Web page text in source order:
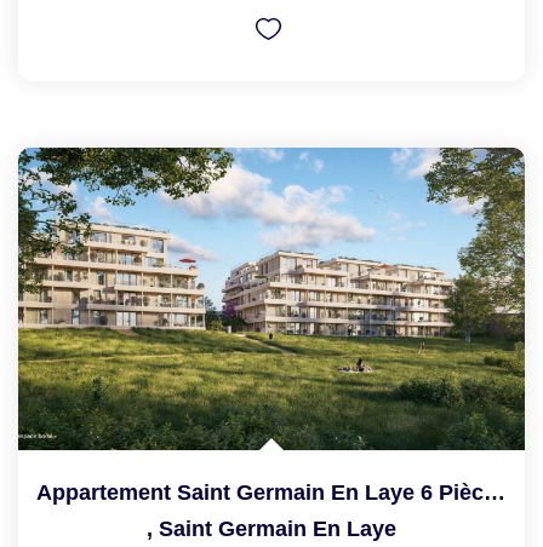
Appartement Saint Germain En Laye 6 Pièce(s) 111.30 M2
, Saint Germain En Laye